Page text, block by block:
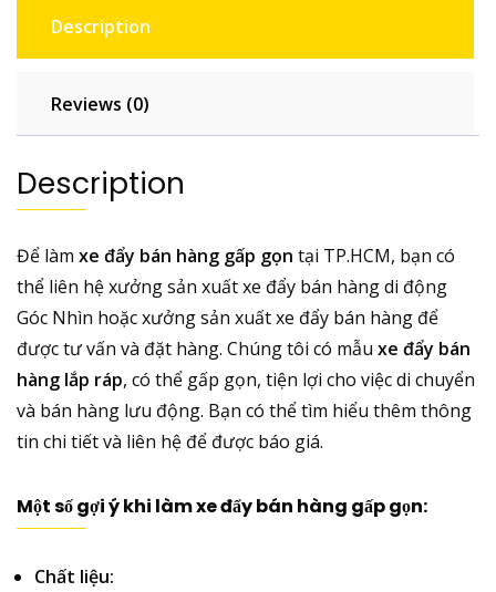
Description
Reviews (0)
Description
Để làm xe đẩy bán hàng gấp gọn tại TP.HCM, bạn có
thể liên hệ xưởng sản xuất xe đẩy bán hàng di động
Góc Nhìn hoặc xưởng sản xuất xe đẩy bán hàng để
được tư vấn và đặt hàng. Chúng tôi có mẫu xe đẩy bán
hàng lắp ráp, có thể gấp gọn, tiện lợi cho việc di chuyển
và bán hàng lưu động. Bạn có thể tìm hiểu thêm thông
tin chi tiết và liên hệ để được báo giá.
Một số gợi ý khi làm xe đẩy bán hàng gấp gọn:
Chất liệu: